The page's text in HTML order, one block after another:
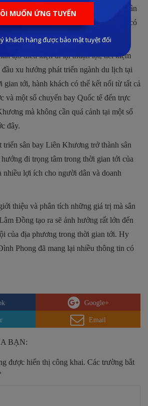
phủ cấp phép nâng cấp và mở rộng sân
cảng hàng không sân bay Quốc tế có
bay Quốc tế cách và hạ cánh.
tạo điều kiện đi lại thuận lợi, tiết kiệm
xu hướng phát triển ngành du lịch tại
tới, hành khách có thể kết nối từ tất cả
và một số chuyến bay Quốc tế đến trực
mà không cần quá cảnh tại một số
đây.
sân bay Liên Khương trở thành sân
đi trọng tâm trong thời gian tới của
lợi ích cho người dân và doanh
thiệu và phân tích những giá trị mà sân
Đồng tạo ra sẽ ảnh hưởng rất lớn đến
của địa phương trong thời gian tới. Hy
Phong đã mang lại nhiều thông tin có
Google+
Email
BẠN:
được hiển thị công khai. Các trường bắt